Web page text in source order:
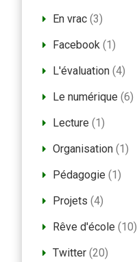
En vrac(3)
Facebook(1)
L'évaluation(4)
Le numérique (6)
Lecture (1)
Organisation(1)
Pédagogie (1)
Projets (4)
Rêve d'école (10)
Twitter(20)